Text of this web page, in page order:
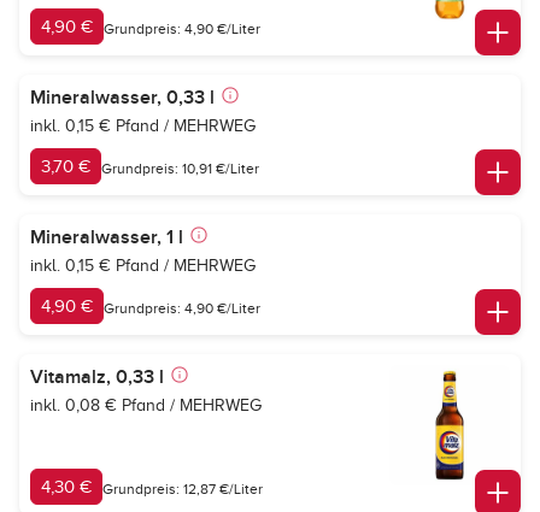
4,90 € Grundpreis: 4,90 €/Liter
Mineralwasser, 0,33 l
inkl. 0,15 € Pfand / MEHRWEG
3,70 € Grundpreis: 10,91 €/Liter
Mineralwasser, 1 l
inkl. 0,15 € Pfand / MEHRWEG
4,90 € Grundpreis: 4,90 €/Liter
Vitamalz, 0,33 l
inkl. 0,08 € Pfand / MEHRWEG
4,30 € Grundpreis: 12,87 €/Liter